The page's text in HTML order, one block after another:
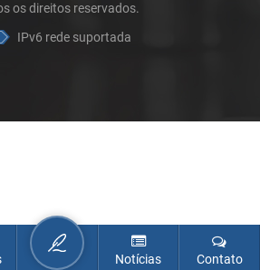
os direitos reservados.
IPv6 rede suportada
Notícias Contato